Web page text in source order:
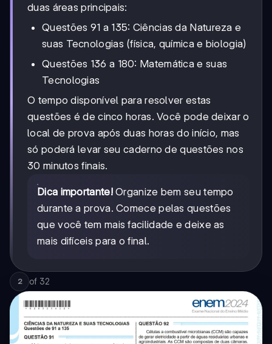
duas áreas principais:
Questões 91 a 135: Ciências da Natureza e
suas Tecnologias (física, química e biologia)
Questões 136 a 180: Matemática e suas
Tecnologias
O tempo disponível para resolver estas
questões é de cinco horas. Você pode deixar o
local de prova após duas horas do início, mas
só poderá levar seu caderno de questões nos
30 minutos finais.
Dica importante!Organize bem seu tempo
durante a prova. Comece pelas questões
que você tem mais facilidade e deixe as
mais difíceis para o final.
2 of 32